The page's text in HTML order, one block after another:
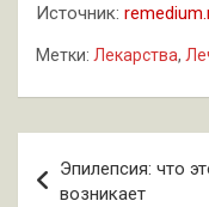
Источник:
Метки: Лекарства,
по
Эпилепсия: что
возникает